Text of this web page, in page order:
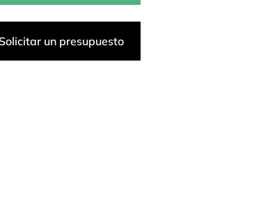
Solicitar un presupuesto